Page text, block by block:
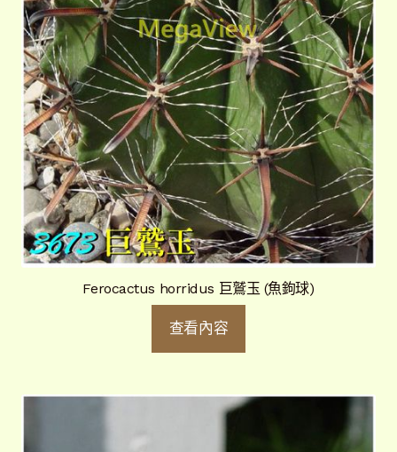
Ferocactus horridus 巨鷲玉 (魚鉤球)
查看內容